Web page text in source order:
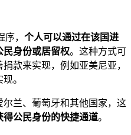
， 个人可以通过在该国进
民身份或居留权。这种方式可
款来实现，例如亚美尼亚，
。
兰、葡萄牙和其他国家，这
得公民身份的快捷通道。